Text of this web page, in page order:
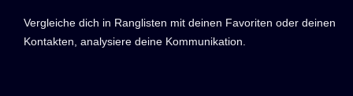
Vergleiche dich in Ranglisten mit deinen Favoriten oder deinen
Kontakten, analysiere deine Kommunikation.